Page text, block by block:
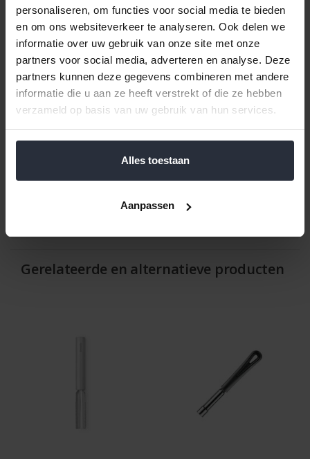
personaliseren, om functies voor social media te bieden
en om ons websiteverkeer te analyseren. Ook delen we
informatie over uw gebruik van onze site met onze
partners voor social media, adverteren en analyse. Deze
partners kunnen deze gegevens combineren met andere
informatie die u aan ze heeft verstrekt of die ze hebben
verzameld op basis van uw gebruik van hun services.
Alles toestaan
Aanpassen
Niet vaatwasserbestendig
Kleur: zilver
Afmetingen: 18,2 x 4 cm (L x B)
Voedselveilig
Met deze appelboor combineer je functionaliteit met stijl en
Reviews
Help ons en andere klanten door het schrijven van een review
Gerelateerde en alternatieve producten